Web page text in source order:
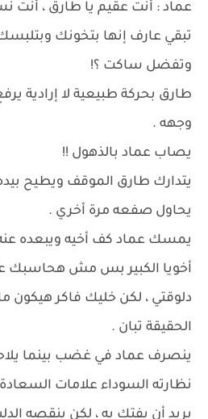
عماد : أنت عقيم يا طارق ، أنت
تبقي عارف إنها بتخونك
وتفضل ساكت ؟!
طارق بحركة طبيعية لا إرادية
وجهه .
يصاب عماد بالذهول !!
يتدارك طارق الموقف ويطيح
يحاول صفعه مرة أخري .
يمسك عماد كف أخيه ويبعده
أخويا الكبير بس مش هحاسبك
دلوقتي ، لكن خليك فاكر هيكون
الحقيقة تبان .
ينصرف عماد في غضب بينما
نظارته السوداء علامات
يريد أن يفتك به ، لكن ينقصه